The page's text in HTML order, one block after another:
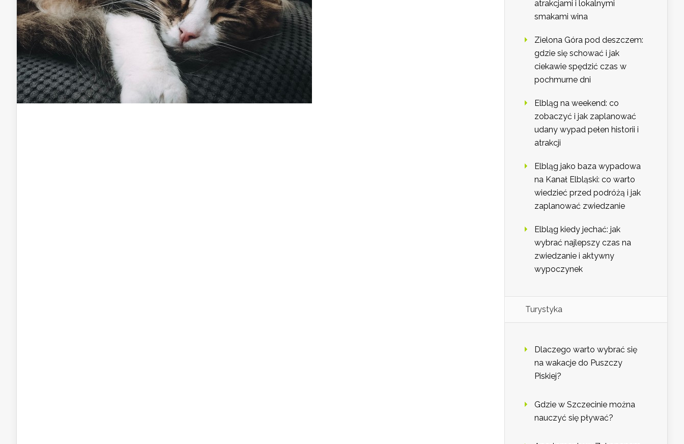
atrakcjami i lokalnymi
smakami wina
Zielona Góra pod deszczem:
gdzie się schować i jak
ciekawie spędzić czas w
pochmurne dni
Elbląg na weekend: co
zobaczyć i jak zaplanować
udany wypad pełen historii i
atrakcji
Elbląg jako baza wypadowa
na Kanał Elbląski: co warto
wiedzieć przed podróżą i jak
zaplanować zwiedzanie
Elbląg kiedy jechać: jak
wybrać najlepszy czas na
zwiedzanie i aktywny
wypoczynek
Turystyka
Dlaczego warto wybrać się
na wakacje do Puszczy
Piskiej?
Gdzie w Szczecinie można
nauczyć się pływać?